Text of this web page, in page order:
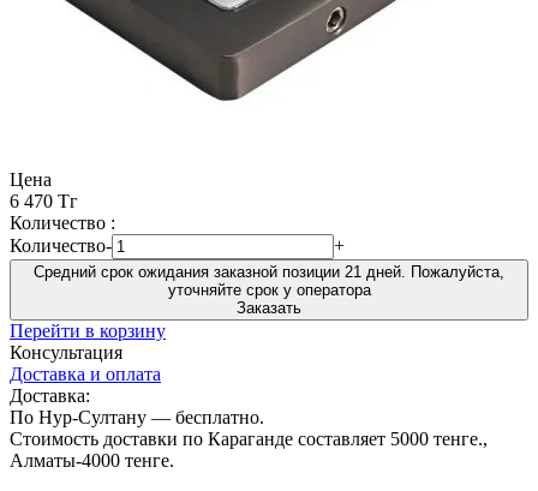
Цена
6 470 Тг
Количество :
Количество- +
Средний срок ожидания заказной позиции 21 дней. Пожалуйста,
уточняйте срок у оператора
Заказать
Перейти в корзину
Консультация
Доставка и оплата
Доставка:
По Нур-Султану — бесплатно.
Стоимость доставки по Караганде составляет 5000 тенге.,
Алматы-4000 тенге.